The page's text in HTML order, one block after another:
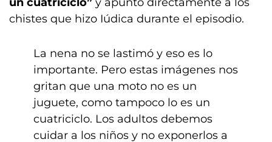
chistes que hizo Iúdica durante el episodio.
La nena no se lastimó y eso es lo
importante. Pero estas imágenes nos
gritan que una moto no es un
juguete, como tampoco lo es un
cuatriciclo. Los adultos debemos
cuidar a los niños y no exponerlos a